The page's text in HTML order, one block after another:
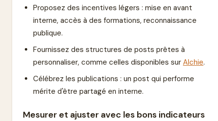
Proposez des incentives légers : mise en avant
interne, accès à des formations, reconnaissance
publique.
Fournissez des structures de posts prêtes à
personnaliser, comme celles disponibles sur Alchie.
Célébrez les publications : un post qui performe
mérite d'être partagé en interne.
Mesurer et ajuster avec les bons indicateurs